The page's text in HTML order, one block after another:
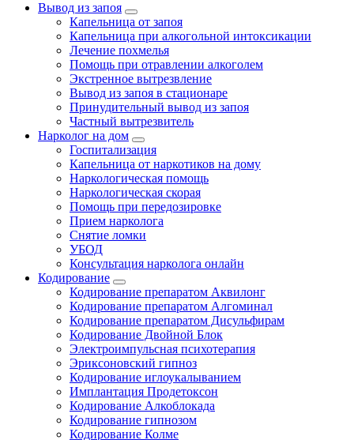
Вывод из запоя
Капельница от запоя
Капельница при алкогольной интоксикации
Лечение похмелья
Помощь при отравлении алкоголем
Экстренное вытрезвление
Вывод из запоя в стационаре
Принудительный вывод из запоя
Частный вытрезвитель
Нарколог на дом
Госпитализация
Капельница от наркотиков на дому
Наркологическая помощь
Наркологическая скорая
Помощь при передозировке
Прием нарколога
Снятие ломки
УБОД
Консультация нарколога онлайн
Кодирование
Кодирование препаратом Аквилонг
Кодирование препаратом Алгоминал
Кодирование препаратом Дисульфирам
Кодирование Двойной Блок
Электроимпульсная психотерапия
Эриксоновский гипноз
Кодирование иглоукалыванием
Имплантация Продетоксон
Кодирование Алкоблокада
Кодирование гипнозом
Кодирование Колме